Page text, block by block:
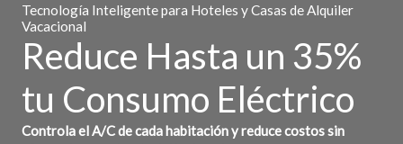
Tecnología Inteligente para Hoteles y Casas de Alquiler
Vacacional
Reduce Hasta un 35%
tu Consumo Eléctrico
Controla el A/C de cada habitación y reduce costos sin